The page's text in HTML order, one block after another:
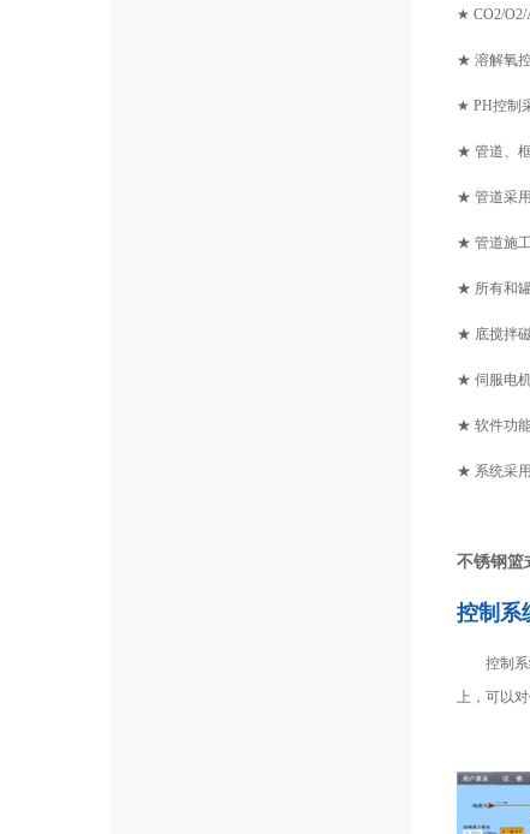
★ CO2/
★ 溶解氧
★ PH控制
★ 管道、
★ 管道采
★ 管道施
★ 所有和
★ 底搅拌
★ 伺服电
★ 软件功
★ 系统采
不锈钢篮
控制系
控制系统
上，可以